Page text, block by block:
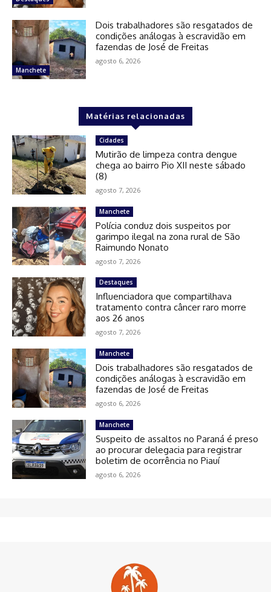
Manchete
Dois trabalhadores são resgatados de
condições análogas à escravidão em
fazendas de José de Freitas
agosto 6, 2026
Matérias relacionadas
Cidades
Mutirão de limpeza contra dengue
chega ao bairro Pio XII neste sábado
(8)
agosto 7, 2026
Manchete
Polícia conduz dois suspeitos por
garimpo ilegal na zona rural de São
Raimundo Nonato
agosto 7, 2026
Destaques
Influenciadora que compartilhava
tratamento contra câncer raro morre
aos 26 anos
agosto 7, 2026
Manchete
Dois trabalhadores são resgatados de
condições análogas à escravidão em
fazendas de José de Freitas
agosto 6, 2026
Manchete
Suspeito de assaltos no Paraná é preso
ao procurar delegacia para registrar
boletim de ocorrência no Piauí
agosto 6, 2026